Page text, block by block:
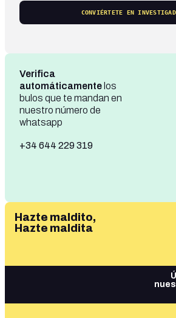
CONVIÉRTETE EN
Verifica
automáticamente los
bulos que te mandan en
nuestro número de
whatsapp
+34 644 229 319
Hazte maldito,
Hazte maldita